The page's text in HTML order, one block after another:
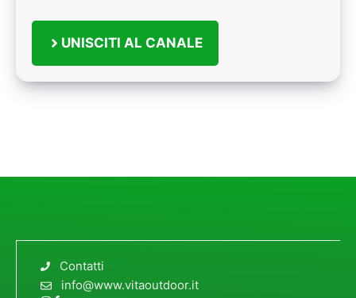
UNISCITI AL CANALE
Contatti
info@www.vitaoutdoor.it